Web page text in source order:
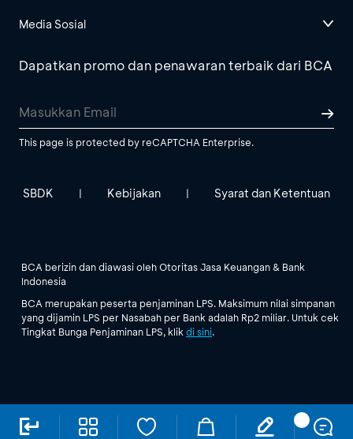
Media Sosial
Dapatkan promo dan penawaran terbaik dari BCA
This page is protected by reCAPTCHA Enterprise.
SBDK | Kebijakan | Syarat dan Ketentuan
BCA berizin dan diawasi oleh Otoritas Jasa Keuangan & Bank
Indonesia
BCA merupakan peserta penjaminan LPS. Maksimum nilai simpanan
yang dijamin LPS per Nasabah per Bank adalah Rp2 miliar. Untuk cek
Tingkat Bunga Penjaminan LPS, klik di sini.